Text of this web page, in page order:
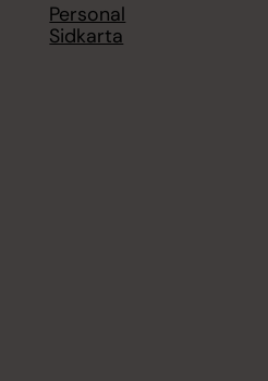
Personal
Sidkarta